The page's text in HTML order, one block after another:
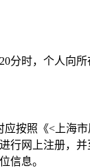
分时，个人向
按照《<上海
行网上注册，
信息。